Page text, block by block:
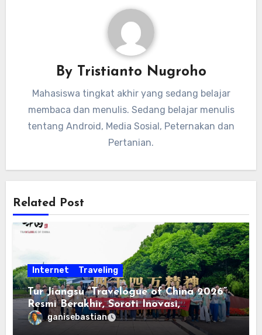
By Tristianto Nugroho
Mahasiswa tingkat akhir yang sedang belajar
membaca dan menulis. Sedang belajar menulis
tentang Android, Media Sosial, Peternakan dan
Pertanian.
Related Post
Internet Traveling
Tur Jiangsu “Travelogue of China 2026”
Resmi Berakhir, Soroti Inovasi,
Keterbukaan, dan Pembangunan
Berorientasi pada Masyarakat
ganisebastian